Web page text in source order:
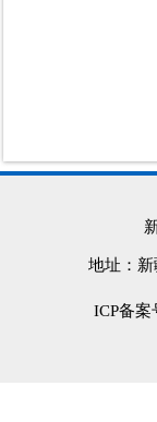
地址：新
ICP备案